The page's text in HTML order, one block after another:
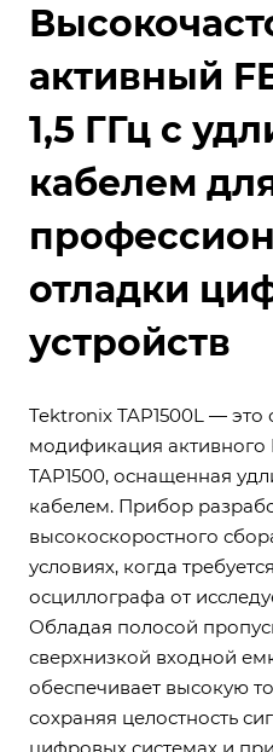
активный
1,5 ГГц с
кабелем
отладки
устройств
Tektronix TAP1500L —
модификация активного
TAP1500, оснащенная
кабелем. Прибор
высокоскоростного
условиях, когда
осциллографа от
Обладая полосой
сверхнизкой входной
обеспечивает высокую
сохраняя целостность